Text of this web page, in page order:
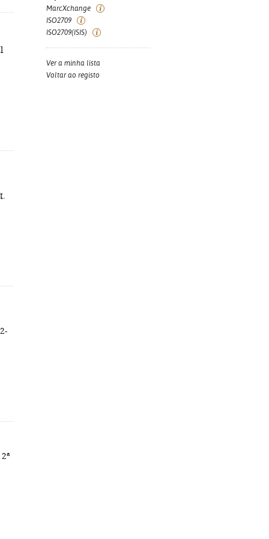
MarcXchange
ISO2709
ISO2709(ISIS)
Ver a minha lista
Voltar ao registo